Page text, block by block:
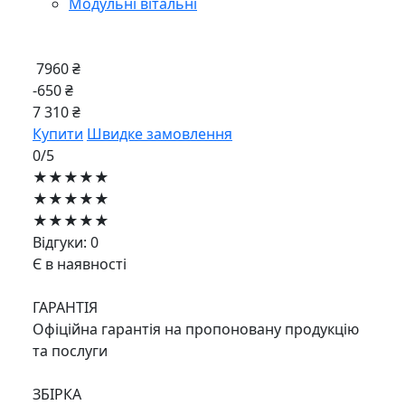
7960 ₴
-650 ₴
7 310 ₴
Купити Швидке замовлення
0/5
★★★★★
★★★★★
★★★★★
Відгуки: 0
Є в наявності
ГАРАНТІЯ
Офіційна гарантія на пропоновану продукцію
та послуги
ЗБІРКА